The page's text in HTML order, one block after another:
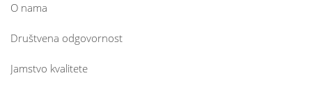
O nama
Društvena odgovornost
Jamstvo kvalitete